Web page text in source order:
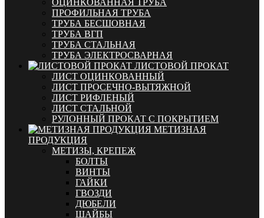
ОЦИНКОВАННАЯ ТРУБА
ПРОФИЛЬНАЯ ТРУБА
ТРУБА БЕСШОВНАЯ
ТРУБА ВГП
ТРУБА СТАЛЬНАЯ
ТРУБА ЭЛЕКТРОСВАРНАЯ
ЛИСТОВОЙ ПРОКАТ
ЛИСТ ОЦИНКОВАННЫЙ
ЛИСТ ПРОСЕЧНО-ВЫТЯЖНОЙ
ЛИСТ РИФЛЕНЫЙ
ЛИСТ СТАЛЬНОЙ
РУЛОННЫЙ ПРОКАТ С ПОКРЫТИЕМ
МЕТИЗНАЯ
ПРОДУКЦИЯ
МЕТИЗЫ, КРЕПЕЖ
БОЛТЫ
ВИНТЫ
ГАЙКИ
ГВОЗДИ
ДЮБЕЛИ
ШАЙБЫ